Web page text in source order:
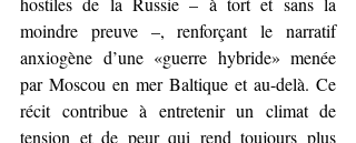
moindre preuve –, renforçant le narratif
anxiogène d’une «guerre hybride» menée
par Moscou en mer Baltique et au-delà. Ce
récit contribue à entretenir un climat de
tension et de peur qui rend toujours plus